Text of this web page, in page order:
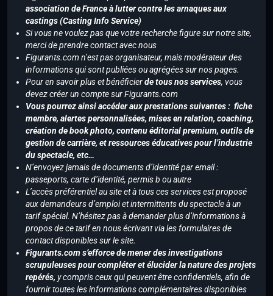
association de France à lutter contre les arnaques aux
castings (Casting Info Service)
Si vous ne voulez pas que votre recherche figure sur notre site,
merci de prendre contact avec nous
Figurants.com n’est pas organisateur, mais modérateur des
informations qui sont publiées ou agrégées sur nos pages.
Pour en savoir plus et bénéficierde tous nos services, vous
devez créer un compte sur Figurants.com
Vous pourrez ainsi accéder aux prestations suivantes : fiche
membre, alertes personnalisées, mises en relation, coaching,
création de book photo, contenu éditorial premium, outils de
gestion de carrière, et ressources éducatives pour l’industrie
du spectacle, etc…
N’envoyez jamais de documents d’identité par email :
passeports, carte d’identité, permis b ou autre
L’accès préférentiel au site et à tous ces services est proposé
aux demandeurs d’emploi et intermittents du spectacle à un
tarif spécial. N’hésitez pas à demander plus d’informations à
propos de ce tarif en nous écrivant via les formulaires de
contact disponibles sur le site.
Figurants.com s’efforce de mener des investigations
scrupuleuses pour compléter et élucider la nature des projets
repérés, y compris ceux qui peuvent être confidentiels, afin de
fournir toutes les informations complémentaires disponibles